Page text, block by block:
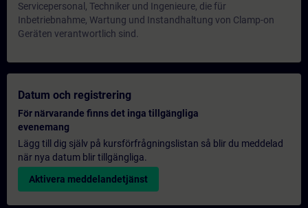
Servicepersonal, Techniker und Ingenieure, die für
Inbetriebnahme, Wartung und Instandhaltung von Clamp-on
Geräten verantwortlich sind.
Datum och registrering
För närvarande finns det inga tillgängliga
evenemang
Lägg till dig själv på kursförfrågningslistan så blir du meddelad
när nya datum blir tillgängliga.
Aktivera meddelandetjänst